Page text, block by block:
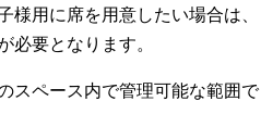
様用に席を用意したい場合は、
必要となります。
スペース内で管理可能な範囲で